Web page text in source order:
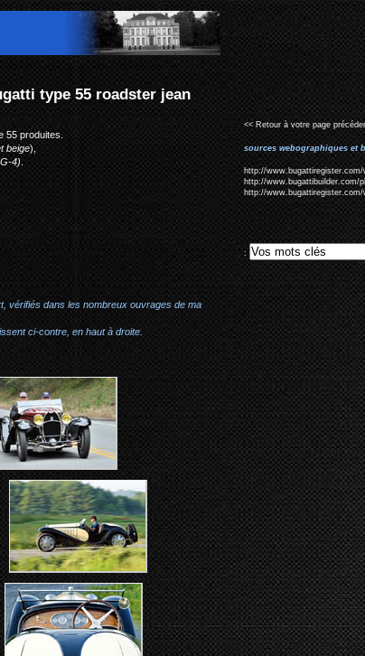
produites.
beige),
4)
vérifiés dans les nombreux ouvrages de ma
ci-contre, en haut à droite.
<< Retour à votre page
sources webographiques et
http://
http://www.bugattibuilder.com/
http://
: